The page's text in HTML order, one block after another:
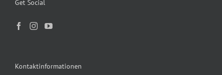
Get Social
Kontaktinformationen